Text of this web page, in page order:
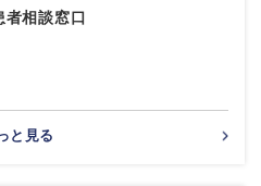
者相談窓口
と見る